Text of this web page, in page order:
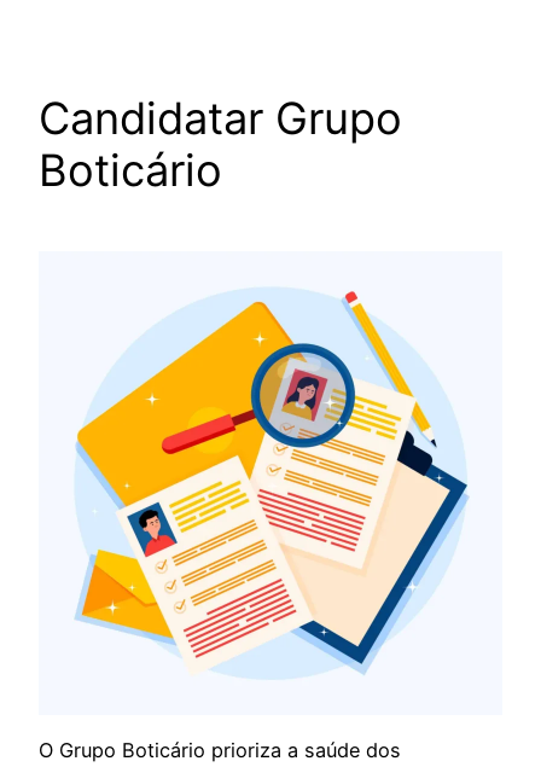
Candidatar Grupo
Boticário
O Grupo Boticário prioriza a saúde dos